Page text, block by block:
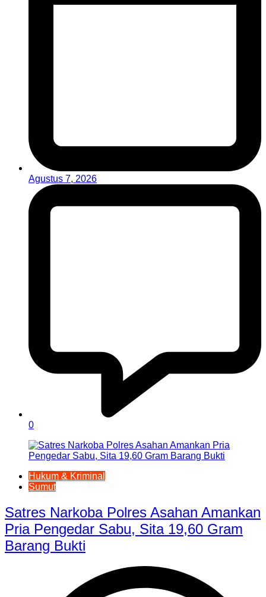
Agustus 7, 2026
0
Hukum & Kriminal
Sumut
Satres Narkoba Polres Asahan Amankan
Pria Pengedar Sabu, Sita 19,60 Gram
Barang Bukti